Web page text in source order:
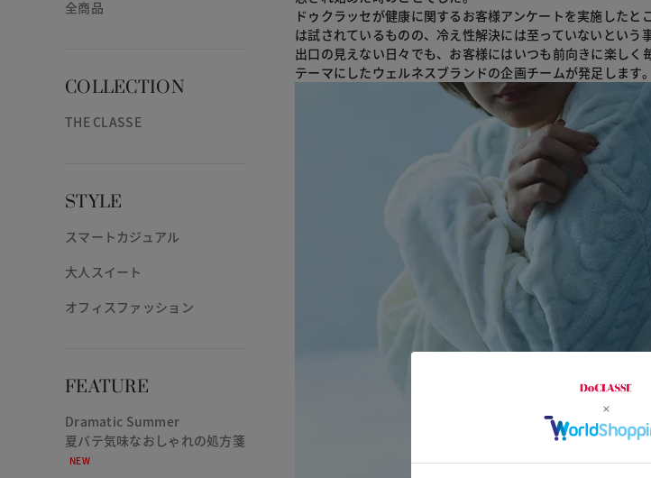
全商品
COLLECTION
THE CLASSE
STYLE
スマートカジュアル
大人スイート
オフィスファッション
FEATURE
Dramatic Summer
夏バテ気味なおしゃれの処方箋
NEW
ドゥクラッセが健康に関するお客様アンケートを実施した
は試されているものの、冷え性解決には至っていないという
出口の見えない日々でも、お客様にはいつも前向きに楽し
テーマにしたウェルネスブランドの企画チームが発足します。